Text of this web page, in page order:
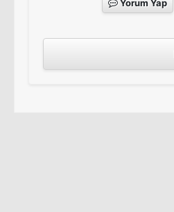
Yorum Yap